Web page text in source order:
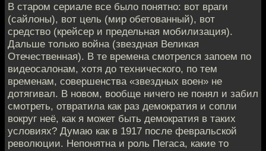
В старом сериале все было понятно: вот враги
(сайлоны), вот цель (мир обетованный), вот
средство (крейсер и предельная мобилизация).
Дальше только война (звездная Великая
Отечественная). В те времена смотрелся запоем по
видеосалонам, хотя до технического, по тем
временам, совершенства «звездных воен» не
дотягивал. В новом, вообще ничего не понял и забил
смотреть, отвратила как раз демократия и сопли
вокруг неё, как я может быть демократия в таких
условиях? Думаю как в 1917 после февральской
революции. Непонятна и роль Пегаса, какие то